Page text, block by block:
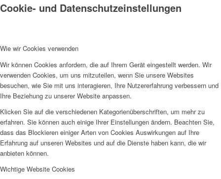
Cookie- und Datenschutzeinstellungen
Wie wir Cookies verwenden
Wir können Cookies anfordern, die auf Ihrem Gerät eingestellt werden. Wir
verwenden Cookies, um uns mitzuteilen, wenn Sie unsere Websites
besuchen, wie Sie mit uns interagieren, Ihre Nutzererfahrung verbessern und
Ihre Beziehung zu unserer Website anpassen.
Klicken Sie auf die verschiedenen Kategorienüberschriften, um mehr zu
erfahren. Sie können auch einige Ihrer Einstellungen ändern. Beachten Sie,
dass das Blockieren einiger Arten von Cookies Auswirkungen auf Ihre
Erfahrung auf unseren Websites und auf die Dienste haben kann, die wir
anbieten können.
Wichtige Website Cookies